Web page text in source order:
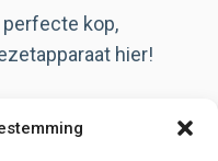
kop,
hier!